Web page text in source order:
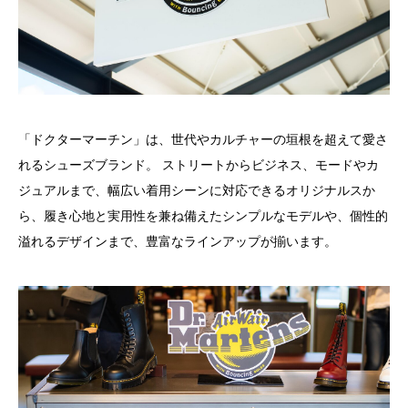
「ドクターマーチン」は、世代やカルチャーの垣根を超えて愛さ
れるシューズブランド。 ストリートからビジネス、モードやカ
ジュアルまで、幅広い着用シーンに対応できるオリジナルスか
ら、履き心地と実用性を兼ね備えたシンプルなモデルや、個性的
溢れるデザインまで、豊富なラインアップが揃います。